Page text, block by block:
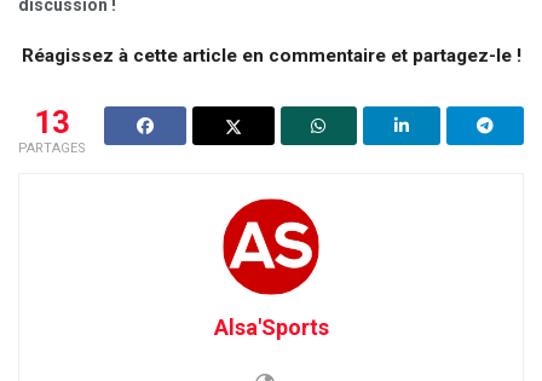
discussion !
Réagissez à cette article en commentaire et partagez-le !
13
PARTAGES
Alsa'Sports